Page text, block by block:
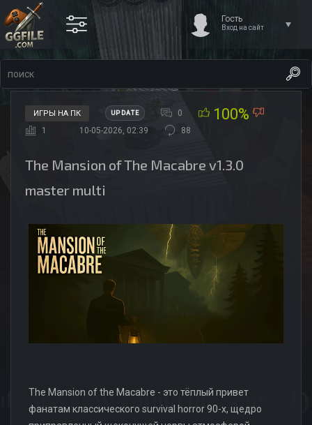
Гость
Вход на сайт
ИГРЫ НА ПК UPDATE 0 100%
1 10-05-2026, 02:39 88
The Mansion of The Macabre v1.3.0
master multi
The Mansion of the Macabre - это тёплый привет
фанатам классического survival horror 90-х, щедро